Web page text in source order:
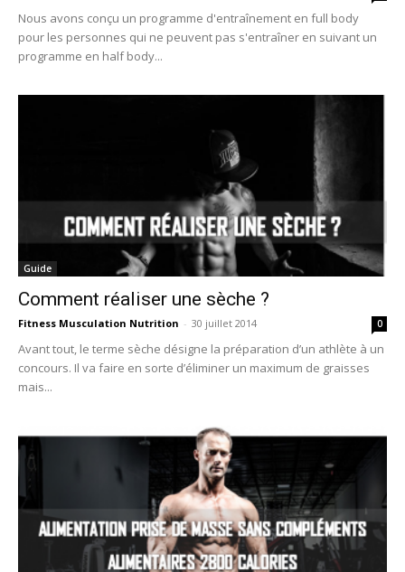
Nous avons conçu un programme d'entraînement en full body
pour les personnes qui ne peuvent pas s'entraîner en suivant un
programme en half body...
Guide
Comment réaliser une sèche ?
Fitness Musculation Nutrition - 30 juillet 2014 0
Avant tout, le terme sèche désigne la préparation d’un athlète à un
concours. Il va faire en sorte d’éliminer un maximum de graisses
mais...